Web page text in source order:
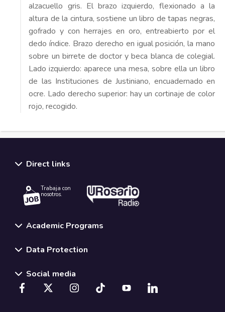
alzacuello gris. El brazo izquierdo, flexionado a la
altura de la cintura, sostiene un libro de tapas negras,
gofrado y con herrajes en oro, entreabierto por el
dedo índice. Brazo derecho en igual posición, la mano
sobre un birrete de doctor y beca blanca de colegial.
Lado izquierdo: aparece una mesa, sobre ella un libro
de las Instituciones de Justiniano, encuadernado en
ocre. Lado derecho superior: hay un cortinaje de color
rojo, recogido.
Direct links
Trabaja con
nosotros.
Academic Programs
Data Protection
Social media